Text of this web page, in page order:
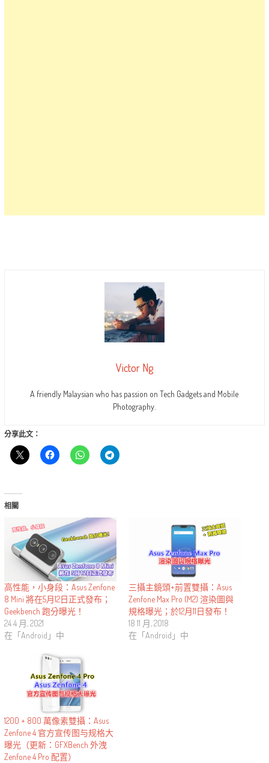
Victor Ng
A friendly Malaysian who has passion on Tech Gadgets and Mobile
Photography.
分享此文：
相關
高性能，小身段：Asus Zenfone
8 Mini 將在5月12日正式發布；
Geekbench 跑分曝光！
24 4 月, 2021
在「Android」中
三攝主鏡頭+前置雙攝：Asus
Zenfone Max Pro (M2) 渲染圖與
規格曝光；於12月11日發布！
18 11 月, 2018
在「Android」中
1200 + 800 萬像素雙攝：Asus
Zenfone 4 官方宣传图与规格大
曝光（更新：GFXBench 外洩
Zenfone 4 Pro 配置）